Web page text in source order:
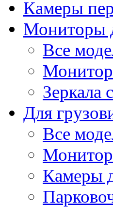
Камеры
Мониторы
Все
Зеркала
Для
Все
Камеры